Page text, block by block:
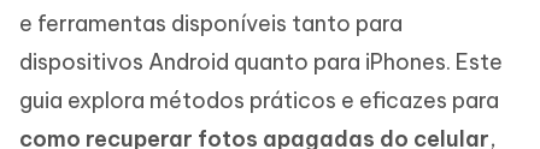
e ferramentas disponíveis tanto para
dispositivos Android quanto para iPhones. Este
guia explora métodos práticos e eficazes para
como recuperar fotos apagadas do celular,